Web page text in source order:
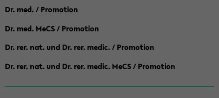
Dr. med. / Promotion
Dr. med. MeCS / Promotion
Dr. rer. nat. und Dr. rer. medic. / Promotion
Dr. rer. nat. und Dr. rer. medic. MeCS / Promotion